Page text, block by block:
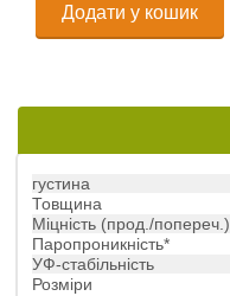
Додати у кошик
густина
Товщина
Міцність (прод./попереч.)
Паропроникність*
УФ-стабільність
Розміри